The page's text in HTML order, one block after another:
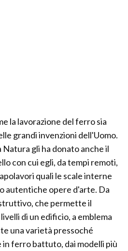
la lavorazione del ferro sia
grandi invenzioni dell'Uomo.
gli ha donato anche il
con cui egli, da tempi remoti,
quali le scale interne
autentiche opere d'arte. Da
che permette il
di un edificio, a emblema
una varietà pressoché
ferro battuto, dai modelli più